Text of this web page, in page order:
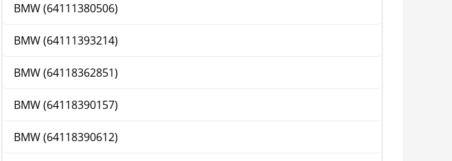
BMW (64111380506)
BMW (64111393214)
BMW (64118362851)
BMW (64118390157)
BMW (64118390612)